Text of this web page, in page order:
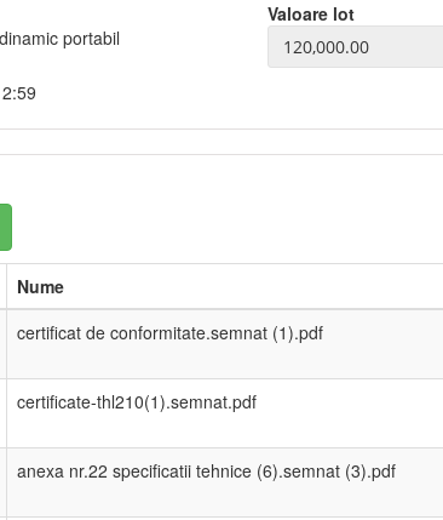
Valoare lot
portabil
Nume
certificat de conformitate.semnat (1).pdf
certificate-thl210(1).semnat.pdf
anexa nr.22 specificatii tehnice (6).semnat (3).pdf